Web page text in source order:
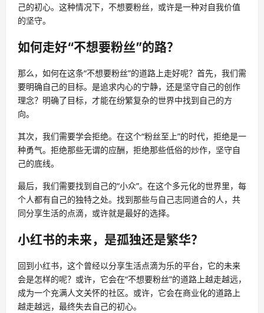
己的初心。这种情况下，不想要粉丝，或许是一种对自我价值
的坚守。
如何走好“不想要粉丝”的路？
那么，如何在这条“不想要粉丝”的道路上走好呢？首先，我们需
要明确自己的目标。是追求内心的宁静，还是坚守自己的创作
理念？明确了目标，才能在纷繁复杂的世界中找到自己的方
向。
其次，我们需要学会拒绝。在这个“粉丝至上”的时代，拒绝是一
种勇气。拒绝那些无谓的应酬，拒绝那些低俗的炒作，坚守自
己的底线。
最后，我们需要找到自己的“小众”。在这个多元化的世界里，每
个人都有自己的独特之处。找到那些与自己志同道合的人，共
同分享生活的点滴，或许就是最好的选择。
小红书的未来，是孤独还是繁华？
回到小红书，这个曾经以分享生活点滴为乐的平台，它的未来
会是怎样的呢？或许，它会在“不想要粉丝”的道路上越走越远，
成为一个充满人文关怀的社区。或许，它会在商业化的道路上
越走越远，最终失去自己的初心。